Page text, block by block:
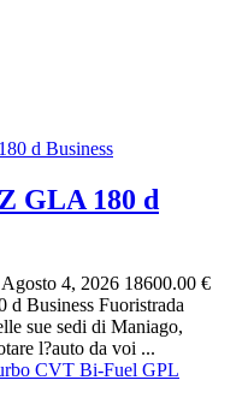
GLA 180 d
Agosto 4, 2026 18600.00 €
Business Fuoristrada
sue sedi di Maniago,
l?auto da voi ...